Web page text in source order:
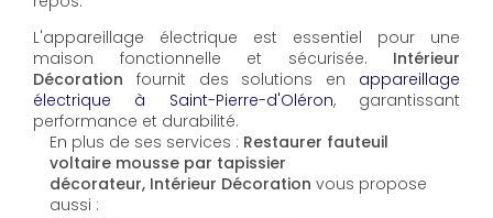
L'appareillage électrique est essentiel pour une
maison fonctionnelle et sécurisée. Intérieur
Décoration fournit des solutions en appareillage
électrique à Saint-Pierre-d'Oléron, garantissant
performance et durabilité.
En plus de ses services : Restaurer fauteuil
voltaire mousse par tapissier
décorateur, Intérieur Décoration vous propose
aussi :